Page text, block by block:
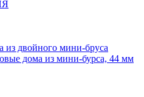
из двойного мини-бруса
дома из мини-бурса, 44 мм